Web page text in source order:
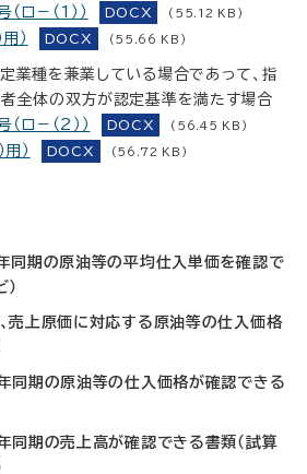
ロ－（1）） DOCX (55.12 KB)
） DOCX (55.66 KB)
業種を兼業している場合であって、指
全体の双方が認定基準を満たす場合
ロ－（2））
DOCX (56.45 KB)
） DOCX (56.72 KB)
同期の原油等の平均仕入単価を確認で
売上原価に対応する原油等の仕入価格
同期の原油等の仕入価格が確認できる
同期の売上高が確認できる書類（試算